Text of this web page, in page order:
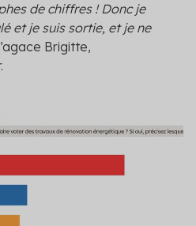
de chiffres ! Donc je
et je suis sortie, et je ne
Brigitte,